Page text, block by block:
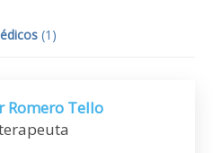
(1 )
Romero Tello